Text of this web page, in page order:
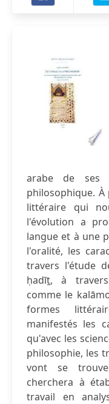
arabe de ses
philosophique.
littéraire qui
l'évolution a
langue et à une
l'oralité, les
travers l'étude
ḥadīṯ, à
comme le
formes
manifestés les
qu'avec les
philosophie, les
vont se
cherchera à
travail en